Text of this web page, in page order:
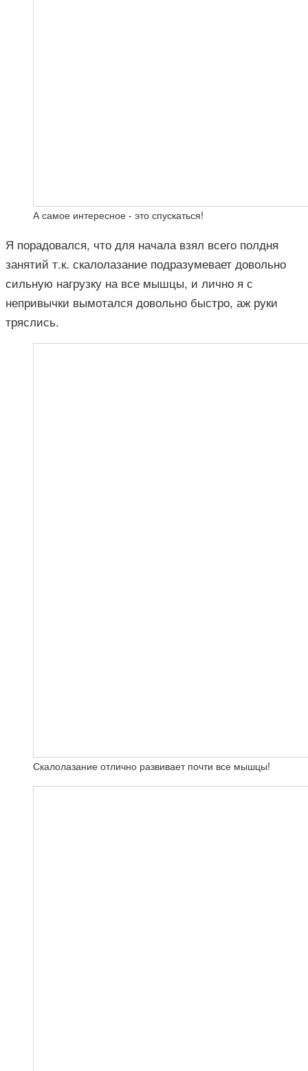
А самое интересное - это спускаться!
Я порадовался, что для начала взял всего полдня
занятий т.к. скалолазание подразумевает довольно
сильную нагрузку на все мышцы, и лично я с
непривычки вымотался довольно быстро, аж руки
тряслись.
Скалолазание отлично развивает почти все мышцы!